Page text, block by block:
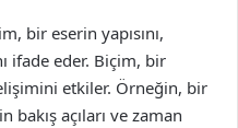
bir eserin yapısını,
ifade eder. Biçim, bir
etkiler. Örneğin, bir
açıları ve zaman